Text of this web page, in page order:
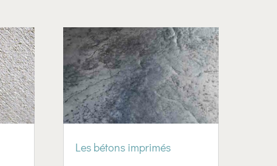
Les bétons imprimés